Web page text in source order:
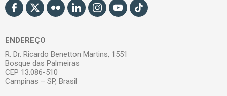
ENDEREÇO
R. Dr. Ricardo Benetton Martins, 1551
Bosque das Palmeiras
CEP 13.086-510
Campinas – SP, Brasil